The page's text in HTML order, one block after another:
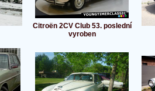
Citroën 2CV Club 53. poslední
vyroben